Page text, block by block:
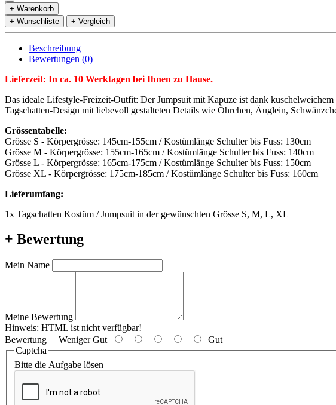
+ Warenkorb
+ Wunschliste
+ Vergleich
Beschreibung
Bewertungen (0)
Lieferzeit: In ca. 10 Werktagen bei Ihnen zu Hause.
Das ideale Lifestyle-Freizeit-Outfit: Der Jumpsuit mit Kapuze ist dank
Tagschatten-Design mit liebevoll gestalteten Details wie Öhrchen, Äuglein,
Grössentabelle:
Grösse S - Körpergrösse: 145cm-155cm / Kostümlänge Schulter bis Fuss: 130cm
Grösse M - Körpergrösse: 155cm-165cm / Kostümlänge Schulter bis Fuss: 140cm
Grösse L - Körpergrösse: 165cm-175cm / Kostümlänge Schulter bis Fuss: 150cm
Grösse XL - Körpergrösse: 175cm-185cm / Kostümlänge Schulter bis Fuss: 160cm
Lieferumfang:
1x Tagschatten Kostüm / Jumpsuit in der gewünschten Grösse S, M, L, XL
+ Bewertung
Mein Name
Meine Bewertung
Hinweis: HTML ist nicht verfügbar!
Bewertung Weniger Gut
Gut
Captcha
Bitte die Aufgabe lösen